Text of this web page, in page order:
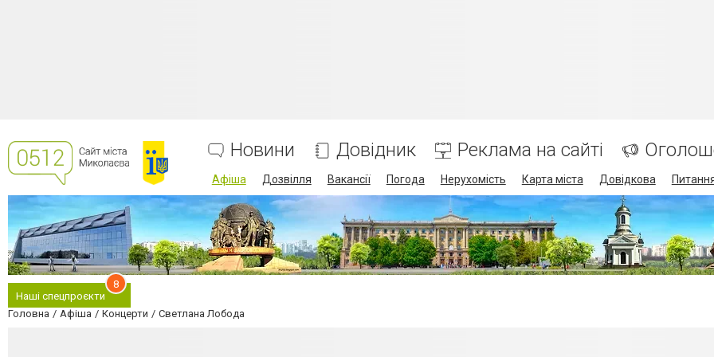
Новини Довідник Реклама на сайті
Афіша Дозвілля Вакансії Погода Нерухомість Карта міста Довідкова
Наші спецпроєкти
8
Головна Афіша Концерти Светлана Лобода